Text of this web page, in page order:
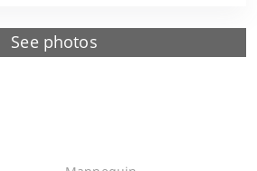
See photos